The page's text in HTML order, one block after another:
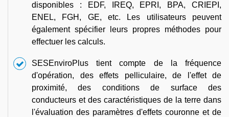
disponibles : EDF, IREQ, EPRI, BPA, CRIEPI,
ENEL, FGH, GE, etc. Les utilisateurs peuvent
également spécifier leurs propres méthodes pour
effectuer les calculs.
SESEnviroPlus tient compte de la fréquence
d'opération, des effets pelliculaire, de l'effet de
proximité, des conditions de surface des
conducteurs et des caractéristiques de la terre dans
l'évaluation des paramètres d'effets couronne et de